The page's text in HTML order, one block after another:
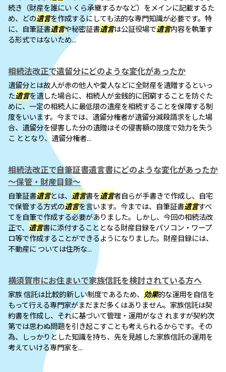
続き（財産を誰にい くら承継するかなど）をメインに記載するた
め、どの遺言を作成するにしても法的な専門知識が必要です。特
に、自筆証書遺言や秘密証書遺言は公証役場で遺言内容を執筆す
る形式ではないため...
相続法改正で遺留分にどのような変化があったか
遺留分とは故人が赤の他人や愛人などに全財産を遺贈するといっ
た遺言を遺した場合に、相続人が金銭的に困窮することを防ぐた
めに、一定の相続人に最低限の遺産を相続することを保障する制
度をいいます。今までは、遺留分権者が遺留分減殺請求をした場
合、遺留分を侵害した分の遺贈はその侵害額の限度で効力を失う
こ ととなり、遺留分権者...
相続法改正で自筆証書遺言書にどのような変化があったか
～保管・財産目録～
自筆証書遺言とは、 遺言書を遺言者自らが手書きで作成し、自宅
で保管する方式の遺言を言います。今までは、自筆証書遺言すべ
てを自筆で作成する必要がありました。しかし、今回の相続法改
正で、 遺言書に添付することとなる財産目録をパソコン・ワープ
ロ等で作成することができるようになりました。財産目録には、
不動産に ついては住所な...
横須賀市にお住まいで家族信託を検討されている方へ
家族 信託は比較的新しい制度であるため、 効果的な運用を自信を
もって行える専門家がまだまだ多くはありません。家族信託は契
約書を作成し、それに基づいて管理・運用がなさ れますが契約次
第では思わぬ問題を引き起こすことも考えられるからです。その
為、しっかりとした知識を持ち、先を見越した家族信託の運用を
考えていける専門家を...